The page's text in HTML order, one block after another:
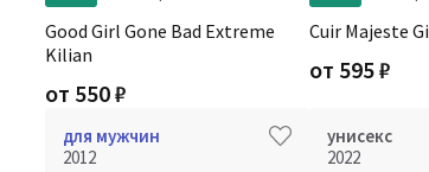
Good Girl Gone Bad Extreme
Kilian
от 550₽
Cuir Majeste
от 595₽
для мужчин
2012
унисекс
2022